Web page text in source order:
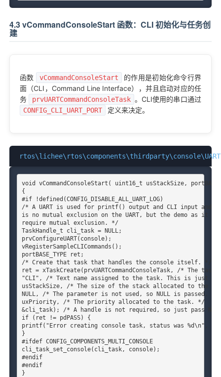
4.3 vCommandConsoleStart 函数：CLI 初始化与任务创
建
函数 vCommandConsoleStart
的作用是初始化命令行界
面（CLI，Command Line Interface），并且启动对应的任
务
prvUARTCommandConsoleTask 。CLI使用的串口通过
CONFIG_CLI_UART_PORT 定义来决定。
void vCommandConsoleStart( uint16_t usStackSize,
{
#if !defined(CONFIG_DISABLE_ALL_UART_LOG)
/* A UART is used for printf() output and CLI input and
is no mutual exclusion on the UART, but the demo as it
require mutual exclusion. */
TaskHandle_t cli_task = NULL;
prvConfigureUART(console);
vRegisterSampleCLICommands();
portBASE_TYPE ret;
/* Create that task that handles the console itself. */
ret = xTaskCreate(prvUARTCommandConsoleTask, /* The
"CLI", /* Text name assigned to the task. This is just
usStackSize, /* The size of the stack allocated to the
NULL, /* The parameter is not used, so NULL is passed. */
uxPriority, /* The priority allocated to the task. */
&cli_task); /* A handle is not required, so just pass
if (ret != pdPASS) {
printf("Error creating console task, status was %d\n",
}
#ifdef CONFIG_COMPONENTS_MULTI_CONSOLE
cli_task_set_console(cli_task, console);
#endif
#endif
}